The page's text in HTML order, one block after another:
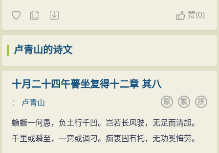
赞(0)
卢青山的诗文
十月二十四午瞢坐复得十二章 其八
： 卢青山 拼
繁
原
蝜蝂一何愚，负土行千凹。岂若长风驶，无足而清超。
千里或瞬至，一窍或调刁。痴衷固有托，无功奚悔劳。